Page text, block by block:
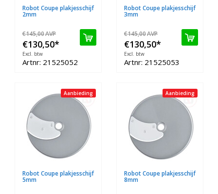
Robot Coupe plakjesschijf
2mm
€145,00AVP
€130,50*
Excl. btw
Artnr: 21525052
Robot Coupe plakjesschijf
3mm
€145,00AVP
€130,50*
Excl. btw
Artnr: 21525053
Aanbieding
Robot Coupe plakjesschijf
5mm
Aanbieding
Robot Coupe plakjesschijf
8mm